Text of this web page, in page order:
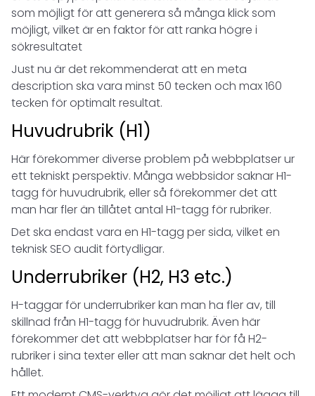
som möjligt för att generera så många klick som
möjligt, vilket är en faktor för att ranka högre i
sökresultatet
Just nu är det rekommenderat att en meta
description ska vara minst 50 tecken och max 160
tecken för optimalt resultat.
Huvudrubrik (H1)
Här förekommer diverse problem på webbplatser ur
ett tekniskt perspektiv. Många webbsidor saknar H1-
tagg för huvudrubrik, eller så förekommer det att
man har fler än tillåtet antal H1-tagg för rubriker.
Det ska endast vara en H1-tagg per sida, vilket en
teknisk SEO audit förtydligar.
Underrubriker (H2, H3 etc.)
H-taggar för underrubriker kan man ha fler av, till
skillnad från H1-tagg för huvudrubrik. Även här
förekommer det att webbplatser har för få H2-
rubriker i sina texter eller att man saknar det helt och
hållet.